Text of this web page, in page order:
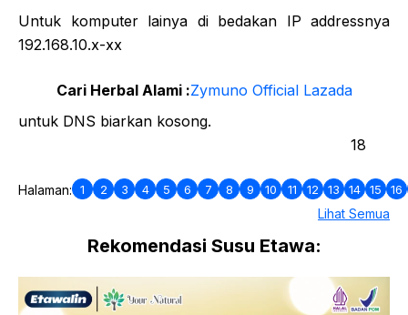
Untuk komputer lainya di bedakan IP addressnya
192.168.10.x-xx
Cari Herbal Alami :Zymuno Official Lazada
untuk DNS biarkan kosong.
18
Halaman: 1 2 3 4 5 6 7 8 9 10 11 12 13 14 15 16
Lihat Semua
Rekomendasi Susu Etawa: